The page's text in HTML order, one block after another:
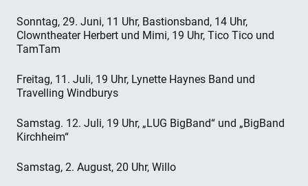
Sonntag, 29. Juni, 11 Uhr, Bastionsband, 14 Uhr,
Clowntheater Herbert und Mimi, 19 Uhr, Tico Tico und
TamTam
Freitag, 11. Juli, 19 Uhr, Lynette Haynes Band und
Travelling Windburys
Samstag. 12. Juli, 19 Uhr, „LUG BigBand“ und „BigBand
Kirchheim“
Samstag, 2. August, 20 Uhr, Willo